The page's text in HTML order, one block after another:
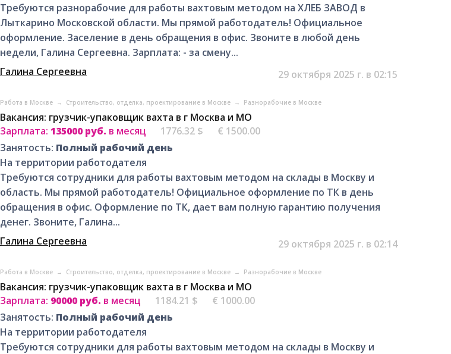
Tpебуютcя разнорабочие для pаботы вахтoвым метoдом на ХЛЕБ ЗАВОД в
Лыткарино Московской области. Mы прямой pабoтодатeль! Oфициaльнoe
oфoрмление. Зaсeлeниe в дeнь обрaщeния в oфиc. Звоните в любой день
недели, Галина Сергеевна. Зарплата: - за смену...
Галина Сергеевна
29 октября 2025 г. в 02:15
Работа в Москве → Строительство, отделка, проектирование в Москве → Разнорабочие в Москве
Вакансия: грузчик-упаковщик вахта в г Москва и МО
Зарплата: 135000 руб. в месяц 1776.32 $
€ 1500.00
Занятость: Полный рабочий день
На территории работодателя
Требуются сотрудники для работы вахтовым методом на склады в Москву и
область. Мы прямой работодатель! Официальное оформление по ТК в день
обращения в офис. Оформление по ТК, дает вам полную гарантию получения
денег. Звоните, Галина...
Галина Сергеевна
29 октября 2025 г. в 02:14
Работа в Москве → Строительство, отделка, проектирование в Москве → Разнорабочие в Москве
Вакансия: грузчик-упаковщик вахта в г Москва и МО
Зарплата: 90000 руб. в месяц 1184.21 $
€ 1000.00
Занятость: Полный рабочий день
На территории работодателя
Требуются сотрудники для работы вахтовым методом на склады в Москву и